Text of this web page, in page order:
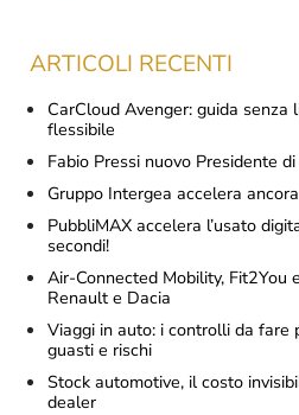
ARTICOLI RECENTI
CarCloud Avenger: guida senza
flessibile
Fabio Pressi nuovo Presidente
Gruppo Intergea accelera
PubbliMAX accelera l’usato
secondi!
Air-Connected Mobility, Fit2You
Renault e Dacia
Viaggi in auto: i controlli da fare
guasti e rischi
Stock automotive, il costo
dealer